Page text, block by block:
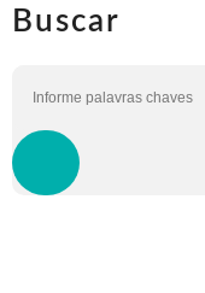
Buscar